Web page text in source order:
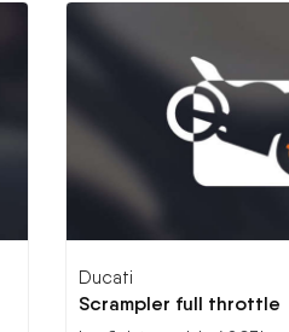
Ducati
Scrampler full throttle